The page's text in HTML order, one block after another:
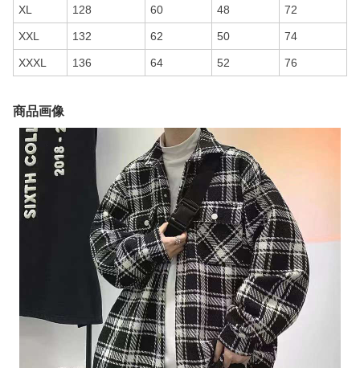
XL 128 60 48 72
XXL 132 62 50 74
XXXL 136 64 52 76
商品画像